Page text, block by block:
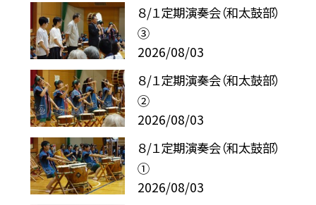
８/１定期演奏会（和太鼓部）
③
2026/08/03
８/１定期演奏会（和太鼓部）
②
2026/08/03
８/１定期演奏会（和太鼓部）
①
2026/08/03